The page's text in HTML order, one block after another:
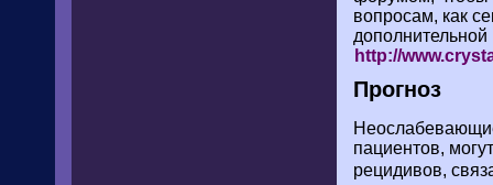
вопросам, как
http://
Прогноз
пациентов,
рецидивов,